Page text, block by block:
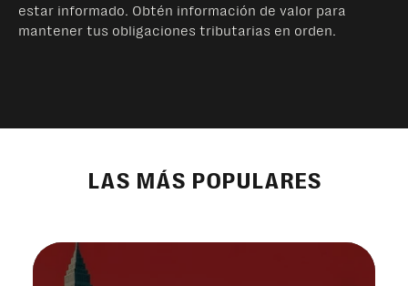
estar informado. Obtén información de valor para
mantener tus obligaciones tributarias en orden.
LAS MÁS POPULARES